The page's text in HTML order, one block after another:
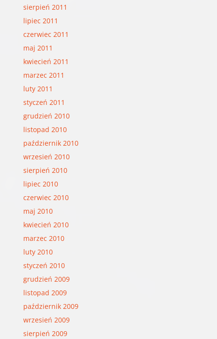
sierpień 2011
lipiec 2011
czerwiec 2011
maj 2011
kwiecień 2011
marzec 2011
luty 2011
styczeń 2011
grudzień 2010
listopad 2010
październik 2010
wrzesień 2010
sierpień 2010
lipiec 2010
czerwiec 2010
maj 2010
kwiecień 2010
marzec 2010
luty 2010
styczeń 2010
grudzień 2009
listopad 2009
październik 2009
wrzesień 2009
sierpień 2009